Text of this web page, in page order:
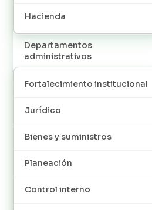
Hacienda
Departamentos
administrativos
Fortalecimiento institucional
Jurídico
Bienes y suministros
Planeación
Control interno